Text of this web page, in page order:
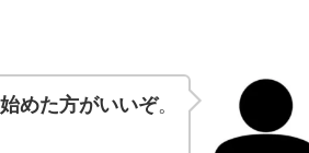
めた方がいいぞ。